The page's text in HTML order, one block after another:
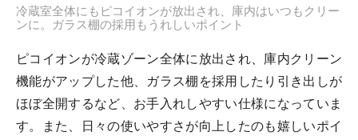
冷蔵室全体にもピコイオンが放出され、庫内はいつもクリー
ンに。ガラス棚の採用もうれしいポイント
ピコイオンが冷蔵ゾーン全体に放出され、庫内クリーン
機能がアップした他、ガラス棚を採用したり引き出しが
ほぼ全開するなど、お手入れしやすい仕様になっていま
す。また、日々の使いやすさが向上したのも嬉しいポイ